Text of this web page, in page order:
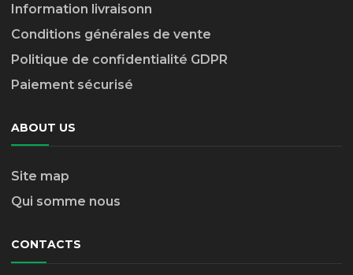
Information livraisonn
Conditions générales de vente
Politique de confidentialité GDPR
Paiement sécurisé
ABOUT US
Site map
Qui somme nous
CONTACTS